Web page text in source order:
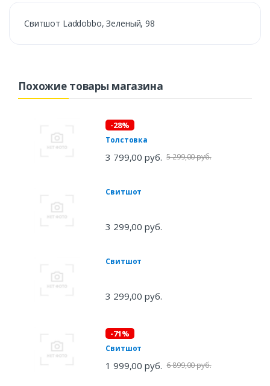
Свитшот Laddobbo, Зеленый, 98
Похожие товары магазина
-28%
Толстовка
3 799,00 руб. 5 299,00 руб.
Свитшот
3 299,00 руб.
Свитшот
3 299,00 руб.
-71%
Свитшот
1 999,00 руб. 6 899,00 руб.